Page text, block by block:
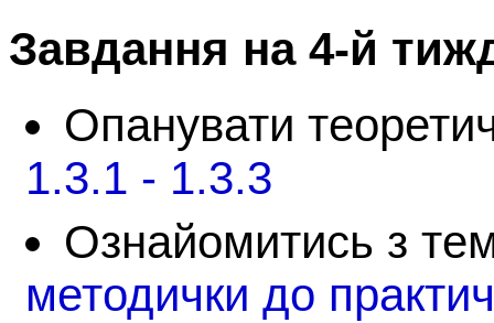
Завдання на 4-й
Опанувати
1.3.1 - 1.3.3
Ознайомитись з
методички до